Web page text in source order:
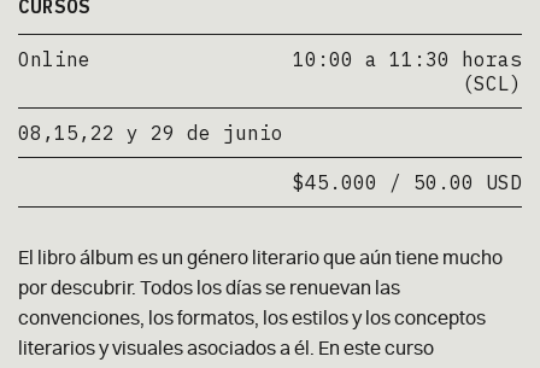
CURSOS
Online
10:00 a 11:30 horas
(SCL)
08,15,22 y 29 de junio
$45.000 / 50.00 USD
El libro álbum es un género literario que aún tiene mucho
por descubrir. Todos los días se renuevan las
convenciones, los formatos, los estilos y los conceptos
literarios y visuales asociados a él. En este curso